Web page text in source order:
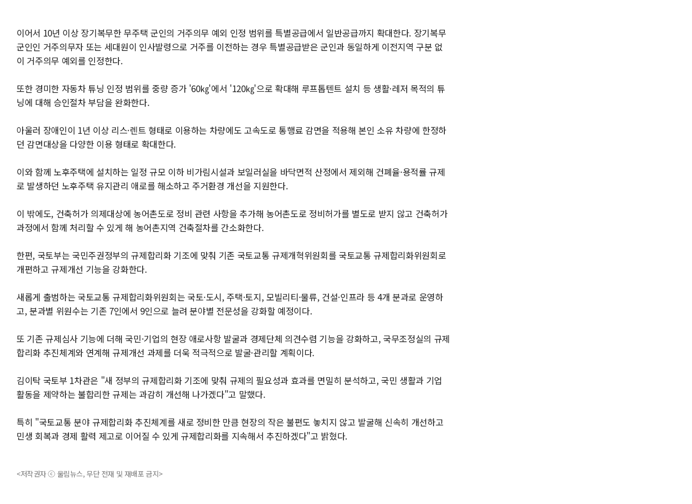
이어서 10년 이상 장기복무한 무주택 군인의 거주의무 예외 인정 범위를 특별공급에서 일반공급까지 확대한다. 장기복무
군인인 거주의무자 또는 세대원이 인사발령으로 거주를 이전하는 경우 특별공급받은 군인과 동일하게 이전지역 구분 없
이 거주의무 예외를 인정한다.
또한 경미한 자동차 튜닝 인정 범위를 중량 증가 '60㎏'에서 '120㎏'으로 확대해 루프톱텐트 설치 등 생활·레저 목적의 튜
닝에 대해 승인절차 부담을 완화한다.
아울러 장애인이 1년 이상 리스·렌트 형태로 이용하는 차량에도 고속도로 통행료 감면을 적용해 본인 소유 차량에 한정하
던 감면대상을 다양한 이용 형태로 확대한다.
이와 함께 노후주택에 설치하는 일정 규모 이하 비가림시설과 보일러실을 바닥면적 산정에서 제외해 건폐율·용적률 규제
로 발생하던 노후주택 유지관리 애로를 해소하고 주거환경 개선을 지원한다.
이 밖에도, 건축허가 의제대상에 농어촌도로 정비 관련 사항을 추가해 농어촌도로 정비허가를 별도로 받지 않고 건축허가
과정에서 함께 처리할 수 있게 해 농어촌지역 건축절차를 간소화한다.
한편, 국토부는 국민주권정부의 규제합리화 기조에 맞춰 기존 국토교통 규제개혁위원회를 국토교통 규제합리화위원회로
개편하고 규제개선 기능을 강화한다.
새롭게 출범하는 국토교통 규제합리화위원회는 국토·도시, 주택·토지, 모빌리티·물류, 건설·인프라 등 4개 분과로 운영하
고, 분과별 위원수는 기존 7인에서 9인으로 늘려 분야별 전문성을 강화할 예정이다.
또 기존 규제심사 기능에 더해 국민·기업의 현장 애로사항 발굴과 경제단체 의견수렴 기능을 강화하고, 국무조정실의 규제
합리화 추진체계와 연계해 규제개선 과제를 더욱 적극적으로 발굴·관리할 계획이다.
김이탁 국토부 1차관은 "새 정부의 규제합리화 기조에 맞춰 규제의 필요성과 효과를 면밀히 분석하고, 국민 생활과 기업
활동을 제약하는 불합리한 규제는 과감히 개선해 나가겠다"고 말했다.
특히 "국토교통 분야 규제합리화 추진체계를 새로 정비한 만큼 현장의 작은 불편도 놓치지 않고 발굴해 신속히 개선하고
민생 회복과 경제 활력 제고로 이어질 수 있게 규제합리화를 지속해서 추진하겠다"고 밝혔다.
<저작권자 ⓒ 울림뉴스, 무단 전재 및 재배포 금지>